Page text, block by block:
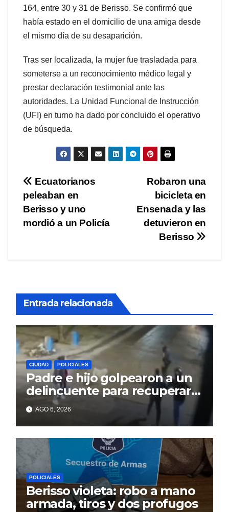
164, entre 30 y 31 de Berisso. Se confirmó que
había estado en el domicilio de una amiga desde
el mismo día de su desaparición.
Tras ser localizada, la mujer fue trasladada para
someterse a un reconocimiento médico legal y
prestar declaración testimonial ante las
autoridades. La Unidad Funcional de Instrucción
(UFI) en turno ha dado por concluido el operativo
de búsqueda.
Navegación
de
entradas
Robaron una
bicicleta en
Ensenada y las
detuvieron en
Berisso
Ecuatorianos
peleaban en
Berisso y uno
mordió a un Policía
Entrada relacionada
CIUDAD POLICIALES
Padre e hijo golpearon a un
delincuente para recuperar
un celular robado en Berisso
AGO 6, 2026
POLICIALES
Berisso violeta: robo a mano
armada, tiros y dos profugos